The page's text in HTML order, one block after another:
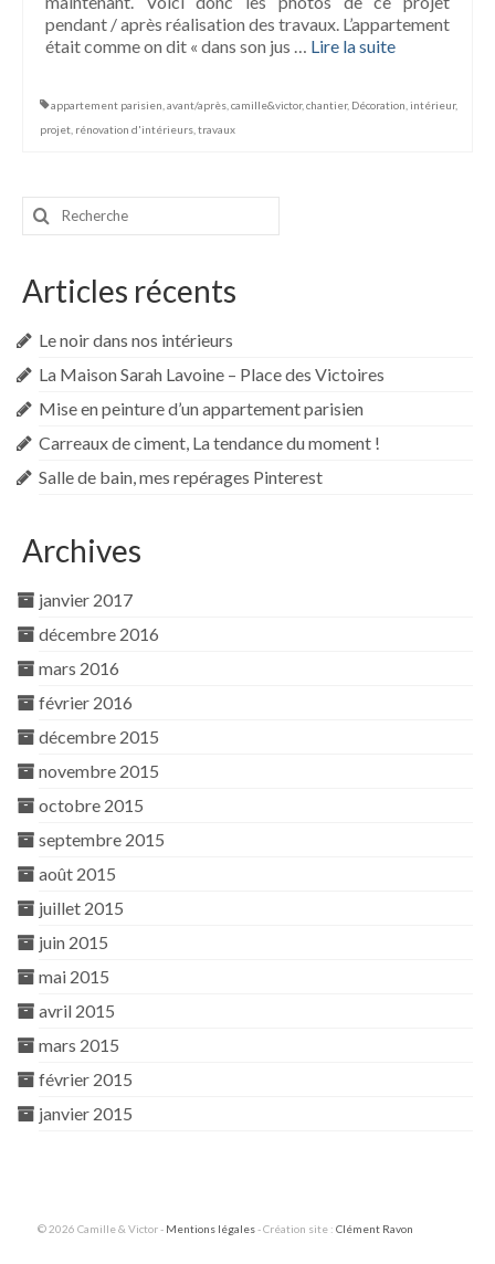
pendant / après réalisation des travaux. L’appartement
était comme on dit « dans son jus … Lire la suite­­
appartement parisien avant/après camille&victor, chantier, Décoration intérieur,
projet rénovation d'intérieurs travaux
Rechercher
Articles récents
Le noir dans nos intérieurs
La Maison Sarah Lavoine – Place des Victoires
Mise en peinture d’un appartement parisien
Carreaux de ciment, La tendance du moment !
Salle de bain, mes repérages Pinterest
Archives
janvier 2017
décembre 2016
mars 2016
février 2016
décembre 2015
novembre 2015
octobre 2015
septembre 2015
août 2015
juillet 2015
juin 2015
mai 2015
avril 2015
mars 2015
février 2015
janvier 2015
© 2026 Camille & Victor - Mentions légales- Création site : Clément Ravon